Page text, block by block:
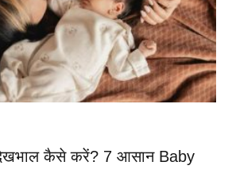
देखभाल कैसे करें? 7 आसान Baby